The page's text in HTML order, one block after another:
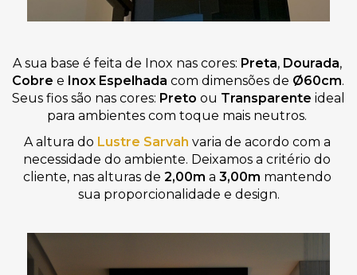
A sua base é feita de Inox nas cores: Preta, Dourada,
Cobre e Inox Espelhada com dimensões de Ø60cm.
Seus fios são nas cores: Preto ou Transparente ideal
para ambientes com toque mais neutros.
A altura do Lustre Sarvah varia de acordo com a
necessidade do ambiente. Deixamos a critério do
cliente, nas alturas de 2,00m a 3,00m mantendo
sua proporcionalidade e design.